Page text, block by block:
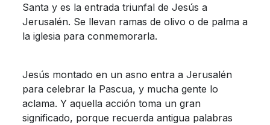
Santa y es la entrada triunfal de Jesús a
Jerusalén. Se llevan ramas de olivo o de palma a
la iglesia para conmemorarla.
Jesús montado en un asno entra a Jerusalén
para celebrar la Pascua, y mucha gente lo
aclama. Y aquella acción toma un gran
significado, porque recuerda antigua palabras